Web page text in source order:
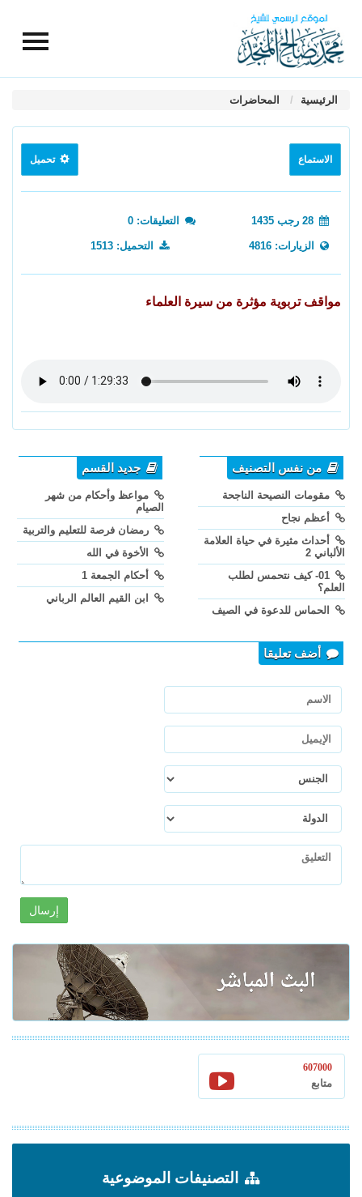
الرئيسية المحاضرات
الاستماع تحميل
التعليقات: 0
الزيارات: 4816 التحميل: 1513
مواقف تربوية مؤثرة من سيرة العلماء
من نفس التصنيف
مقومات النصيحة الناجحة
أعظم نجاح
أحداث مثيرة في حياة العلامة
الألباني 2
01- كيف نتحمس لطلب
العلم؟
الحماس للدعوة في الصيف
جديد القسم
مواعظ وأحكام من شهر
الصيام
رمضان فرصة للتعليم والتربية
الأخوة في الله
أحكام الجمعة 1
ابن القيم العالم الرباني
أضف تعليقا
إرسال
607000
متابع
التصنيفات الموضوعية